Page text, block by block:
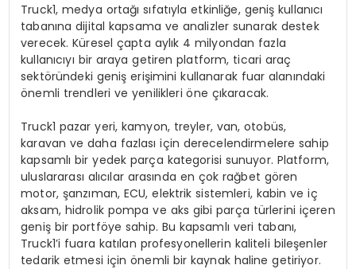
Truck1, medya ortağısıfatıyla etkinliğe, genişkullanıcı
tabanına dijital kapsama ve analizler sunarak destek
verecek. Küresel çapta aylık 4 milyondan fazla
kullanıcıyı bir araya getiren platform, ticari araç
sektöründeki genişerişimini kullanarak fuar alanındaki
önemli trendleri ve yenilikleriöne çıkaracak.
Truck1 pazar yeri, kamyon, treyler, van, otobüs,
karavan ve daha fazlasıiçin derecelendirmelere sahip
kapsamlıbir yedek parça kategorisi sunuyor. Platform,
uluslararası alıcılar arasında en çok rağbet gören
motor, şanzıman, ECU, elektrik sistemleri, kabin ve iç
aksam, hidrolik pompa ve aks gibi parça türlerini içeren
geniş bir portföye sahip. Bu kapsamlı veri tabanı,
Truck1’i fuara katılan profesyonellerin kaliteli bileşenler
tedarik etmesi içinönemli bir kaynak haline getiriyor.